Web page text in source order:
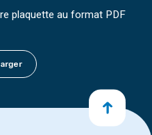
plaquette au format PDF